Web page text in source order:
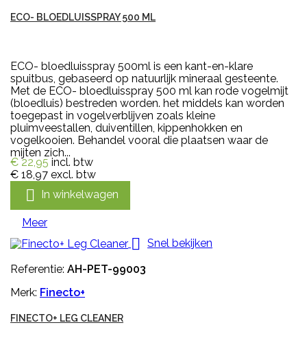
ECO- BLOEDLUISSPRAY 500 ML
ECO- bloedluisspray 500ml is een kant-en-klare
spuitbus, gebaseerd op natuurlijk mineraal gesteente.
Met de ECO- bloedluisspray 500 ml kan rode vogelmijt
(bloedluis) bestreden worden. het middels kan worden
toegepast in vogelverblijven zoals kleine
pluimveestallen, duiventillen, kippenhokken en
vogelkooien. Behandel vooral die plaatsen waar de
mijten zich...
€ 22,95 incl. btw
€ 18,97 excl. btw
 In winkelwagen
Meer

Snel bekijken
Referentie: AH-PET-99003
Merk: Finecto+
FINECTO+ LEG CLEANER